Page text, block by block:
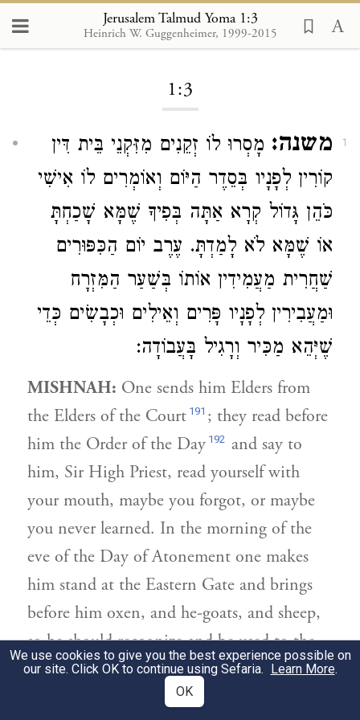
Jerusalem Talmud Yoma 1:3
Heinrich W. Guggenheimer, 1999-2015
Loading...
1:3
1 משנה: מָסְרוּ לוֹ זְקֵנִים מִזִּקְנֵי בֵּית דִּין
קוֹרִין לְפָנָיו בְּסֵדֶר הַיּוֹם וְאוֹמְרִים לוֹ אִישִׁי
כֹּהֵן גָּדוֹל קְרָא אַתָּה בְּפִיךָ שֶׁמָּא שָׁכַחְתָּ
אוֹ שֶׁמָּא לֹא לָמַדְתָּ. עֶרֶב יוֹם הַכִּפּוּרִים
שַׁחֲרִית מַעֲמִידִין אוֹתוֹ בְּשַׁעַר הַמִּזְרָח
וּמַעֲבִירִין לְפָנָיו פָּרִים וְאֵילִים וּכְבָשִׂים כְּדֵי
שֶׁיְּהֵא מַכִּיר וְרָגִיל בָּעֲבוֹדָה:
MISHNAH: One sends him Elders from
the Elders of the Court 191 ; they read before
him the Order of the Day 192 and say to
him, Sir High Priest, read yourself with
your mouth, maybe you forgot, or maybe
you never learned. In the morning of the
eve of the Day of Atonement one makes
him stand at the Eastern Gate and brings
before him oxen, and he-goats, and sheep,
so he should recognize and be used to the
service.
We use cookies to give you the best experience possible on
our site. Click OK to continue using Sefaria. Learn More.
OK